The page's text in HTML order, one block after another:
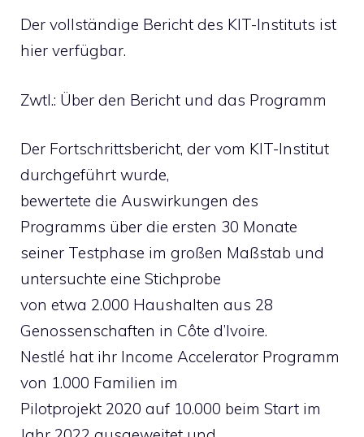
Der vollständige Bericht des KIT-Instituts ist
hier verfügbar.
Zwtl.: Über den Bericht und das Programm
Der Fortschrittsbericht, der vom KIT-Institut
durchgeführt wurde,
bewertete die Auswirkungen des
Programms über die ersten 30 Monate
seiner Testphase im großen Maßstab und
untersuchte eine Stichprobe
von etwa 2.000 Haushalten aus 28
Genossenschaften in Côte d’Ivoire.
Nestlé hat ihr Income Accelerator Programm
von 1.000 Familien im
Pilotprojekt 2020 auf 10.000 beim Start im